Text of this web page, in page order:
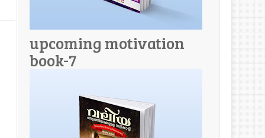
upcoming motivation
book-7